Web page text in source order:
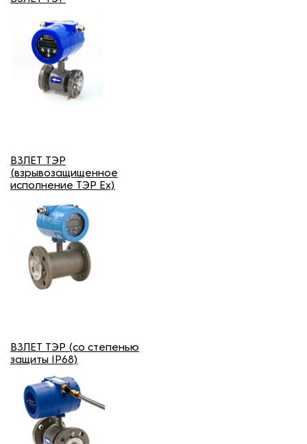
ВЗЛЕТ ТЭР
(взрывозащищенное
исполнение ТЭР Ех)
ВЗЛЕТ ТЭР (со степенью
защиты IP68)